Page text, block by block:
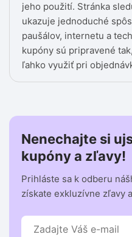
jeho použití. Stránka
ukazuje jednoduché
paušálov, internetu a
kupóny sú pripravené
ľahko využiť pri
Nenechajte si
kupóny a zľavy!
Prihláste sa k odberu
získate exkluzívne zľavy